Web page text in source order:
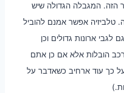
הזה. המגבלה הגדולה שיש
טלביזיה אפשר אמנם להוביל
לגבי ארונות גדולים וכן
הובלות אלא אם כן אתם
על כך עוד ארחיב כשאדבר על